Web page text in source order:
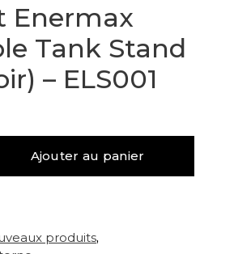
Enermax
Tank Stand
– ELS001
Ajouter au panier
produits,